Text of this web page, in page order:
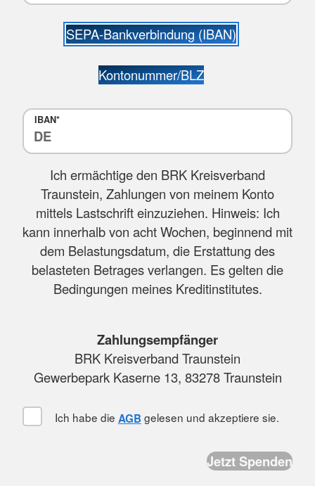
SEPA-Bankverbindung (IBAN)
Kontonummer/BLZ
IBAN*
Ich ermächtige den BRK Kreisverband
Traunstein, Zahlungen von meinem Konto
mittels Lastschrift einzuziehen. Hinweis: Ich
kann innerhalb von acht Wochen, beginnend mit
dem Belastungsdatum, die Erstattung des
belasteten Betrages verlangen. Es gelten die
Bedingungen meines Kreditinstitutes.
Zahlungsempfänger
BRK Kreisverband Traunstein
Gewerbepark Kaserne 13, 83278 Traunstein
Ich habe die AGB gelesen und akzeptiere sie.